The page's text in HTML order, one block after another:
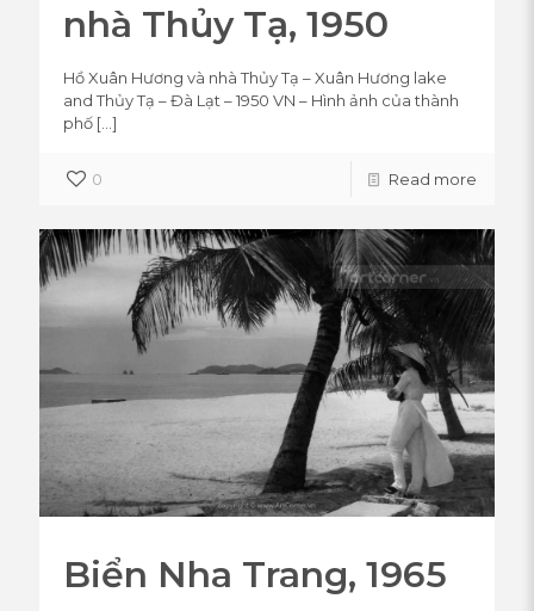
nhà Thủy Tạ, 1950
Hồ Xuân Hương và nhà Thủy Tạ – Xuân Hương lake
and Thủy Tạ – Đà Lạt – 1950 VN – Hình ảnh của thành
phố […]
0 Read more
Biển Nha Trang, 1965